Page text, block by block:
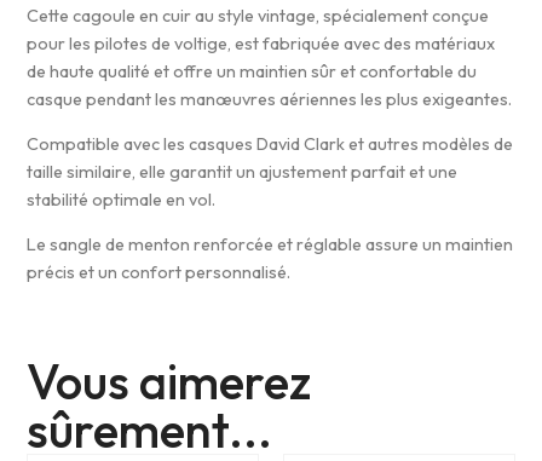
Cette cagoule en cuir au style vintage, spécialement conçue
pour les pilotes de voltige, est fabriquée avec des matériaux
de haute qualité et offre un maintien sûr et confortable du
casque pendant les manœuvres aériennes les plus exigeantes.
Compatible avec les casques David Clark et autres modèles de
taille similaire, elle garantit un ajustement parfait et une
stabilité optimale en vol.
Le sangle de menton renforcée et réglable assure un maintien
précis et un confort personnalisé.
Vous aimerez
sûrement...